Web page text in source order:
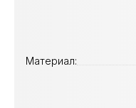
Материал: